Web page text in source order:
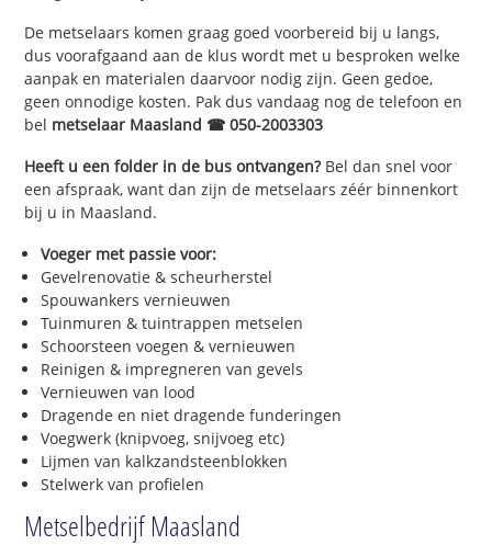
De metselaars komen graag goed voorbereid bij u langs,
dus voorafgaand aan de klus wordt met u besproken welke
aanpak en materialen daarvoor nodig zijn. Geen gedoe,
geen onnodige kosten. Pak dus vandaag nog de telefoon en
bel metselaar Maasland ☎ 050-2003303
Heeft u een folder in de bus ontvangen?Bel dan snel voor
een afspraak, want dan zijn de metselaars zéér binnenkort
bij u in Maasland.
Voeger met passie voor:
Gevelrenovatie & scheurherstel
Spouwankers vernieuwen
Tuinmuren & tuintrappen metselen
Schoorsteen voegen & vernieuwen
Reinigen & impregneren van gevels
Vernieuwen van lood
Dragende en niet dragende funderingen
Voegwerk (knipvoeg, snijvoeg etc)
Lijmen van kalkzandsteenblokken
Stelwerk van profielen
Metselbedrijf Maasland